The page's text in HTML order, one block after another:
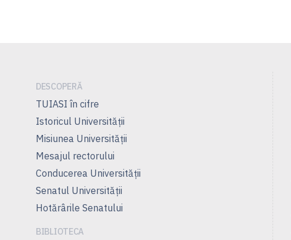
DESCOPERĂ
TUIASI în cifre
Istoricul Universităţii
Misiunea Universităţii
Mesajul rectorului
Conducerea Universităţii
Senatul Universității
Hotărârile Senatului
BIBLIOTECA